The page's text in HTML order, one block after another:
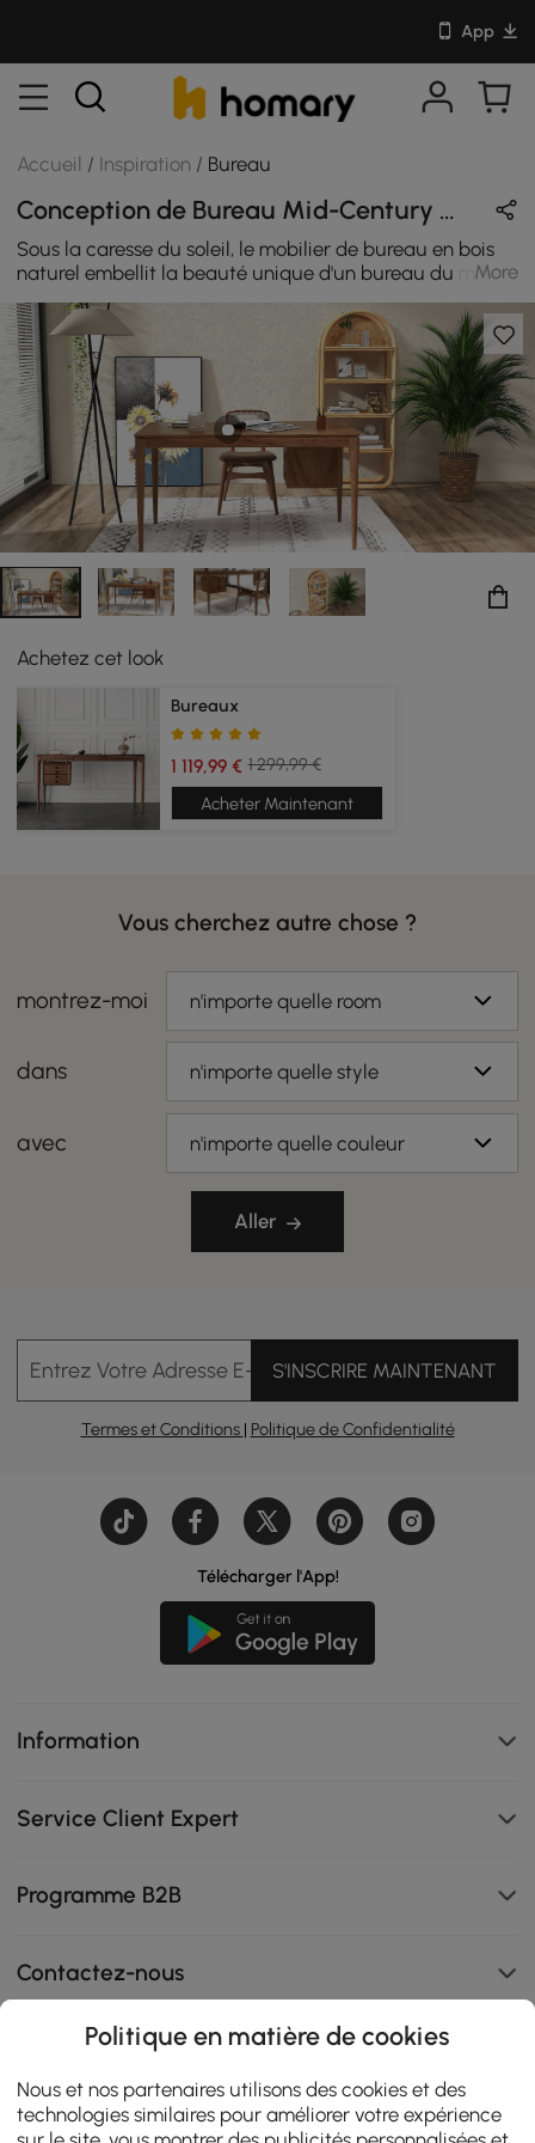
App
Accueil / Inspiration / Bureau
Conception de Bureau Mid-Century Modern en Naturel / Noir / Blanc / Beige avec En Bois / Métal / Coton / Rotin
Sous la caresse du soleil, le mobilier de bureau en bois
naturel embellit la beauté unique d'un bureau du milieu
du siècle.
More
Achetez cet look
Bureaux
1 119,99 € 1 299,99 €
Acheter Maintenant
Vous cherchez autre chose ?
montrez-moi n'importe quelle room
dans n'importe quelle style
avec n'importe quelle couleur
Aller
Entrez Votre Adresse E-mailS'INSCRIRE MAINTENANT
Termes et Conditions | Politique de Confidentialité
Télécharger l'App!
Information
Service Client Expert
Programme B2B
Contactez-nous
108K
4.9
star
AVIS CERTIFIÉS
Politique en matière de cookies
Nous et nos partenaires utilisons des cookies et des
technologies similaires pour améliorer votre expérience